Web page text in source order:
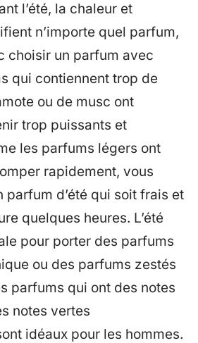
l’été, la chaleur et
n’importe quel parfum,
choisir un parfum avec
qui contiennent trop de
ou de musc ont
trop puissants et
les parfums légers ont
rapidement, vous
parfum d’été qui soit frais et
quelques heures. L’été
pour porter des parfums
ou des parfums zestés
parfums qui ont des notes
notes vertes
idéaux pour les hommes.